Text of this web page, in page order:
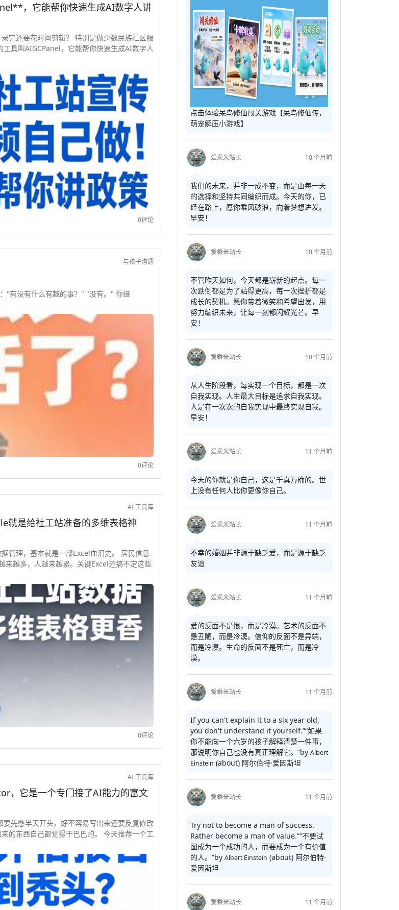
，它能帮你快速生成AI数字人讲
完还要花时间剪辑？ 特别是做少数民族社区服
具叫AIGCPanel，它能帮你快速生成AI数字人
0评论
与孩子沟通
"有没有什么有趣的事？" "没有。" 你继
0评论
AI 工具库
就是给社工站准备的多维表格神
管理，基本就是一部Excel血泪史。 居民信息
越多，人越来越累。关键Excel还搞不定这些
0评论
AI 工具库
先憋半天开头，好不容易写出来还要反复修改
的东西自己都觉得干巴巴的。 今天推荐一个工
点击体验呆鸟修仙闯关游戏【呆鸟修仙传，
萌宠解压小游戏】
爱乘米站长 10 个月前
我们的未来，并非一成不变，而是由每一天
的选择和坚持共同编织而成。今天的你，已
经在路上，愿你乘风破浪，向着梦想进发。
早安！
爱乘米站长 10 个月前
不管昨天如何，今天都是崭新的起点。每一
次跌倒都是为了站得更高，每一次挫折都是
成长的契机。愿你带着微笑和希望出发，用
努力编织未来，让每一刻都闪耀光芒。早
安！
爱乘米站长 10 个月前
从人生阶段看，每实现一个目标，都是一次
自我实现。人生最大目标是追求自我实现。
人是在一次次的自我实现中最终实现自我。
早安！
爱乘米站长 11 个月前
今天的你就是你自己，这是千真万确的。世
上没有任何人比你更像你自己。
爱乘米站长 11 个月前
不幸的婚姻并非源于缺乏爱，而是源于缺乏
友谊
爱乘米站长 11 个月前
爱的反面不是恨，而是冷漠。艺术的反面不
是丑陋，而是冷漠。信仰的反面不是异端，
而是冷漠。生命的反面不是死亡，而是冷
漠。
爱乘米站长 11 个月前
If you can't explain it to a six year old,
you don't understand it yourself.”“如果
你不能向一个六岁的孩子解释清楚一件事，
那说明你自己也没有真正理解它。”by Albert
Einstein (about) 阿尔伯特·爱因斯坦
爱乘米站长 11 个月前
Try not to become a man of success.
Rather become a man of value.”“不要试
图成为一个成功的人，而要成为一个有价值
的人。”by Albert Einstein (about) 阿尔伯特·
爱因斯坦
爱乘米站长 11 个月前